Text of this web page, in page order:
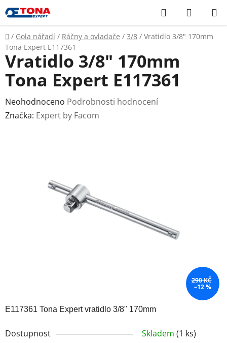
Přejít
na
obsah
Hledat
KOŠÍK
Domů
/ Gola nářadí / Ráčny a ovladače / 3/8 / Vratidlo 3/8" 170mm
Tona Expert E117361
E117361 Tona Expert vratidlo 3/8" 170mm
Dostupnost Skladem (1 ks)
Vratidlo 3/8" 170mm
Tona Expert E117361
Průměrné
hodnocení
Neohodnoceno Podrobnosti hodnocení
Značka: Expert by Facom
290 KČ
–12 %